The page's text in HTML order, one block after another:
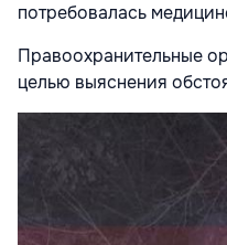
потребовалась
Правоохранительные
целью выяснения